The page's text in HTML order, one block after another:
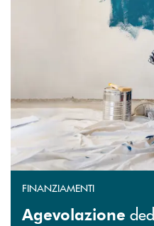
FINANZIAMENTI
Agevolazione